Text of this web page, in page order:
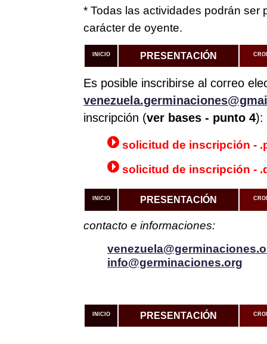
* Todas las actividades podrán ser
carácter de oyente.
INICIO PRESENTACIÓN
Es posible inscribirse al correo
inscripción (ver bases - punto 4):
solicitud de inscripción -
solicitud de inscripción -
INICIO PRESENTACIÓN
contacto e informaciones:
info@germinaciones.org
INICIO PRESENTACIÓN